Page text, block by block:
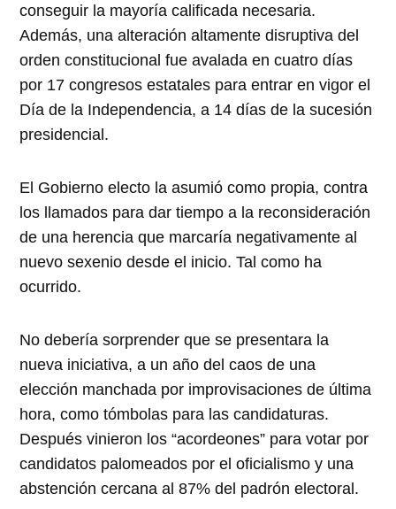
conseguir la mayoría calificada necesaria.
Además, una alteración altamente disruptiva del
orden constitucional fue avalada en cuatro días
por 17 congresos estatales para entrar en vigor el
Día de la Independencia, a 14 días de la sucesión
presidencial.
El Gobierno electo la asumió como propia, contra
los llamados para dar tiempo a la reconsideración
de una herencia que marcaría negativamente al
nuevo sexenio desde el inicio. Tal como ha
ocurrido.
No debería sorprender que se presentara la
nueva iniciativa, a un año del caos de una
elección manchada por improvisaciones de última
hora, como tómbolas para las candidaturas.
Después vinieron los “acordeones” para votar por
candidatos palomeados por el oficialismo y una
abstención cercana al 87% del padrón electoral.